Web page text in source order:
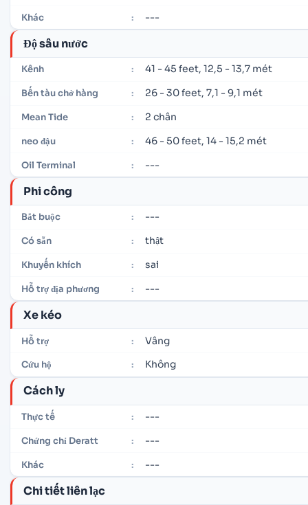
Khác : ---
Độ sâu nước
Kênh : 41 - 45 feet, 12,5 - 13,7 mét
Bến tàu chở hàng : 26 - 30 feet, 7,1 - 9,1 mét
Mean Tide : 2 chân
neo đậu : 46 - 50 feet, 14 - 15,2 mét
Oil Terminal : ---
Phi công
Bắt buộc : ---
Có sẵn : thật
Khuyến khích : sai
Hỗ trợ địa phương : ---
Xe kéo
Hỗ trợ : Vâng
Cứu hộ : Không
Cách ly
Thực tế : ---
Chứng chỉ Deratt : ---
Khác : ---
Chi tiết liên lạc